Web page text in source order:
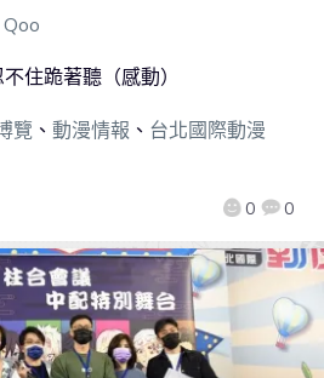
Qoo
0 0
住跪著聽（感動）
覽 、 動漫情報 、 台北國際動漫